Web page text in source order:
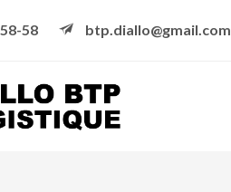
58 btp.diallo@gmail.com